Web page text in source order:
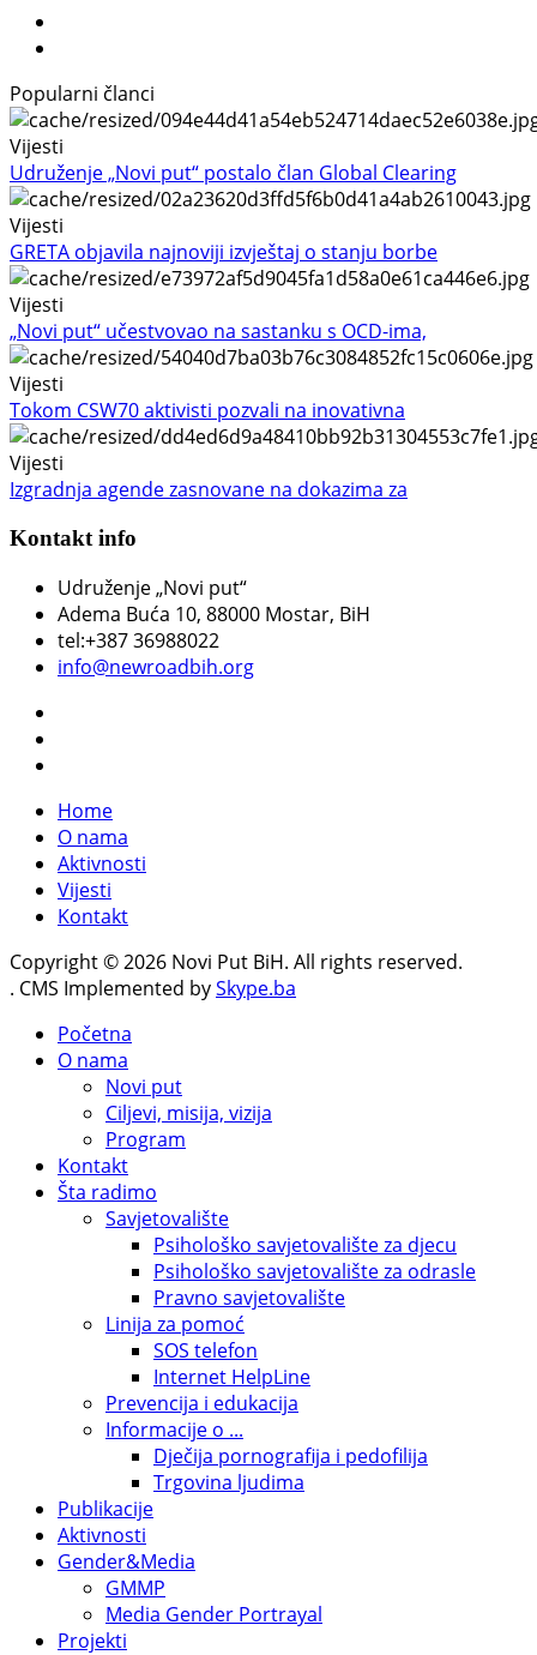
Popularni članci
Vijesti
Udruženje „Novi put“ postalo član Global Clearing
Vijesti
GRETA objavila najnoviji izvještaj o stanju borbe
Vijesti
„Novi put“ učestvovao na sastanku s OCD-ima,
Vijesti
Tokom CSW70 aktivisti pozvali na inovativna
Vijesti
Izgradnja agende zasnovane na dokazima za
Kontakt info
Udruženje „Novi put“
Adema Buća 10, 88000 Mostar, BiH
tel:+387 36988022
info@newroadbih.org
Home
O nama
Aktivnosti
Vijesti
Kontakt
Copyright © 2026 Novi Put BiH. All rights reserved.
. CMS Implemented bySkype.ba
Početna
O nama
Novi put
Ciljevi, misija, vizija
Program
Kontakt
Šta radimo
Savjetovalište
Psihološko savjetovalište za djecu
Psihološko savjetovalište za odrasle
Pravno savjetovalište
Linija za pomoć
SOS telefon
Internet HelpLine
Prevencija i edukacija
Informacije o ...
Dječija pornografija i pedofilija
Trgovina ljudima
Publikacije
Aktivnosti
Gender&Media
GMMP
Media Gender Portrayal
Projekti